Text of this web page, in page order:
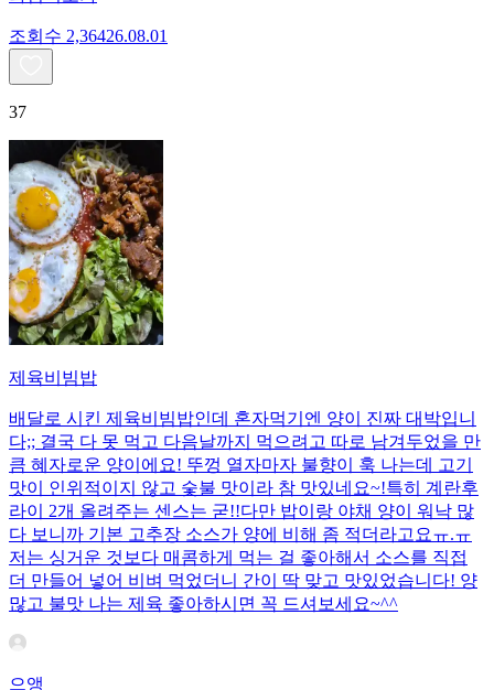
조회수 2,36426.08.01
37
제육비빔밥
배달로 시킨 제육비빔밥인데 혼자먹기엔 양이 진짜 대박입니
다;; 결국 다 못 먹고 다음날까지 먹으려고 따로 남겨두었을 만
큼 혜자로운 양이에요! 뚜껑 열자마자 불향이 훅 나는데 고기
맛이 인위적이지 않고 숯불 맛이라 참 맛있네요~!특히 계란후
라이 2개 올려주는 센스는 굳!! ​다만 밥이랑 야채 양이 워낙 많
다 보니까 기본 고추장 소스가 양에 비해 좀 적더라고요ㅠ.ㅠ
저는 싱거운 것보다 매콤하게 먹는 걸 좋아해서 소스를 직접
더 만들어 넣어 비벼 먹었더니 간이 딱 맞고 맛있었습니다! 양
많고 불맛 나는 제육 좋아하시면 꼭 드셔보세요~^^
으앵